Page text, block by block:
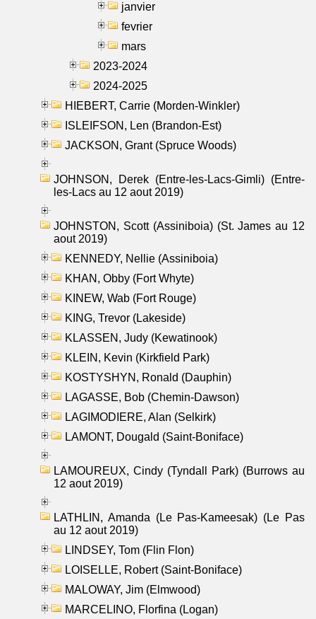
janvier
fevrier
mars
2023-2024
2024-2025
HIEBERT, Carrie (Morden-Winkler)
ISLEIFSON, Len (Brandon-Est)
JACKSON, Grant (Spruce Woods)
JOHNSON, Derek (Entre-les-Lacs-Gimli) (Entre-
les-Lacs au 12 aout 2019)
JOHNSTON, Scott (Assiniboia) (St. James au 12
aout 2019)
KENNEDY, Nellie (Assiniboia)
KHAN, Obby (Fort Whyte)
KINEW, Wab (Fort Rouge)
KING, Trevor (Lakeside)
KLASSEN, Judy (Kewatinook)
KLEIN, Kevin (Kirkfield Park)
KOSTYSHYN, Ronald (Dauphin)
LAGASSE, Bob (Chemin-Dawson)
LAGIMODIERE, Alan (Selkirk)
LAMONT, Dougald (Saint-Boniface)
LAMOUREUX, Cindy (Tyndall Park) (Burrows au
12 aout 2019)
LATHLIN, Amanda (Le Pas-Kameesak) (Le Pas
au 12 aout 2019)
LINDSEY, Tom (Flin Flon)
LOISELLE, Robert (Saint-Boniface)
MALOWAY, Jim (Elmwood)
MARCELINO, Florfina (Logan)